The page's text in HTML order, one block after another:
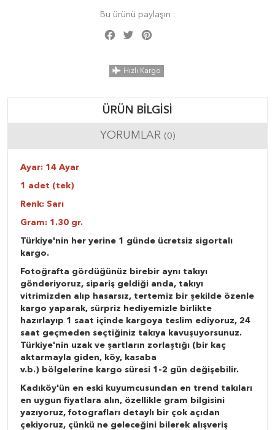
Bu ürünü paylaşın :
Facebook
Twitter
Hızlı Kargo
ÜRÜN BILGISI
YORUMLAR (0)
Ayar: 14 Ayar
1 adet (tek)
Renk: Sarı
Gram: 1.30 gr.
Türkiye'nin her yerine 1 günde ücretsiz sigortalı
kargo.
Fotoğrafta gördüğünüz birebir aynı takıyı
gönderiyoruz, sipariş geldiği anda, takıyı
vitrimizden alıp hasarsız, tertemiz bir şekilde özenle
kargo yaparak, sürpriz hediyemizle birlikte
hazırlayıp 1 saat içinde kargoya teslim ediyoruz, 24
saat geçmeden seçtiğiniz takıya kavuşuyorsunuz.
Türkiye'nin uzak ve şartların zorlaştığı (bir kaç
aktarmayla giden, köy, kasaba
v.b.) bölgelerine kargo süresi 1-2 gün değişebilir.
Kadıköy'ün en eski kuyumcusundan en trend takıları
en uygun fiyatlara alın, özellikle gram bilgisini
yazıyoruz, fotografları detaylı bir çok açıdan
çekiyoruz, çünkü ne geleceğini bilerek alışveriş